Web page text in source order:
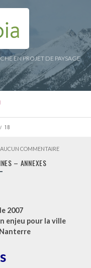
EN PROJET DE PAYSAGE
18
AUCUN COMMENTAIRESUR
– ANNEXES
2007
enjeu pour la ville